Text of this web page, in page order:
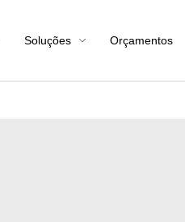
Soluções Orçamentos